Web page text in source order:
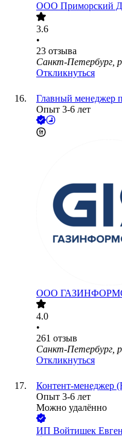
ООО Приморский
3.6
•
23 отзыва
Санкт-Петербург,
Откликнуться
Главный менеджер
Опыт 3-6 лет
ООО
4.0
•
261 отзыв
Санкт-Петербург,
Откликнуться
Контент-менеджер
Опыт 3-6 лет
Можно удалённо
ИП Войтишек